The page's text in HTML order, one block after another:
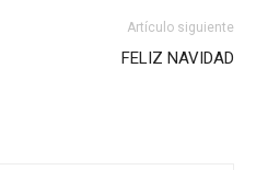
Artículo siguiente
FELIZ NAVIDAD